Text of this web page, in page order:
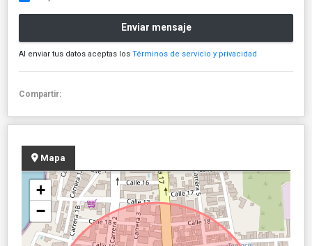
Enviar mensaje
Al enviar tus datos aceptas los Términos de servicio y privacidad
Compartir:
Mapa
+
−